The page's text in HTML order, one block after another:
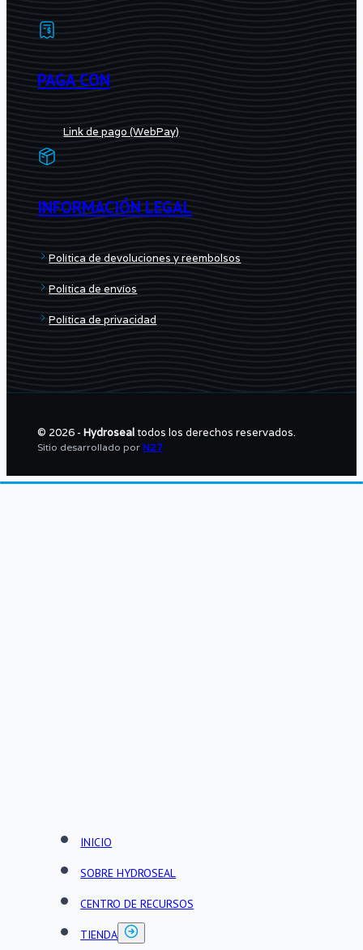
INICIO
SOBRE HYDROSEAL
CENTRO DE RECURSOS
TIENDA
PAGA CON
Link de pago (WebPay)
INFORMACIÓN LEGAL
Política de devoluciones y reembolsos
Política de envíos
Política de privacidad
© 2026 -Hydroseal todos los derechos reservados.
Sitio desarrollado porN27